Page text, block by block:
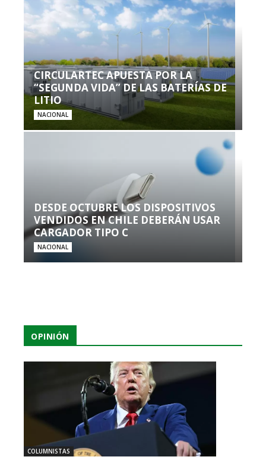
CIRCULARTEC APUESTA POR LA
“SEGUNDA VIDA” DE LAS BATERÍAS DE
LITIO
NACIONAL
DESDE OCTUBRE LOS DISPOSITIVOS
VENDIDOS EN CHILE DEBERÁN USAR
CARGADOR TIPO C
NACIONAL
OPINIÓN
COLUMNISTAS